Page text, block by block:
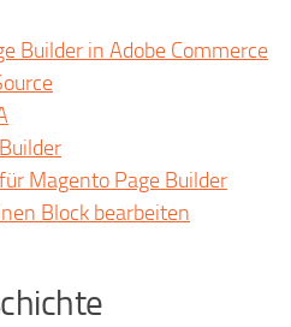
Builder in Adobe Commerce
Magento Page Builder
Block bearbeiten